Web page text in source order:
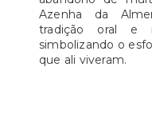
Azenha da
tradição oral e
simbolizando o
que ali viveram.